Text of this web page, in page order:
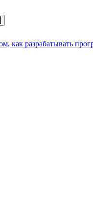
как разрабатывать